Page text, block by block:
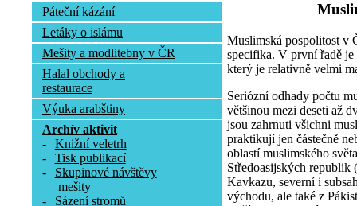
Páteční kázání
Letáky o islámu
Mešity a modlitebny v ČR
Halal obchody a
restaurace
Výuka arabštiny
Archív aktivit
-
Knižní veletrh
-
Tisk publikací
-
Skupinové návštěvy
mešity
-
Sázení stromů
Muslimská pospolitost v
specifika. V první řadě je
který je relativně velmi
Seriózní odhady počtu
většinou mezi deseti až
jsou zahrnuti všichni
praktikují jen částečně
oblastí muslimského
Středoasijských republik
Kavkazu, severní i
východu, ale také z